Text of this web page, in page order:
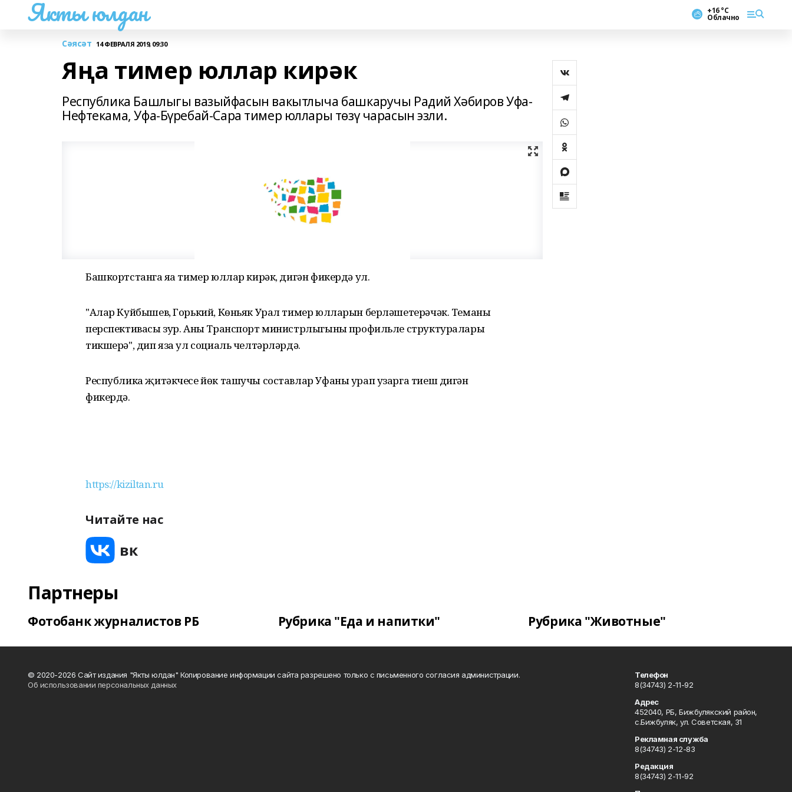
Якты юлдан +16 °С
Облачно
Сәясәт 14 ФЕВРАЛЯ 2019, 09:30
Яңа тимер юллар кирәк
Республика Башлыгы вазыйфасын вакытлыча башкаручы Радий Хәбиров Уфа-
Нефтекама, Уфа-Бүребай-Сара тимер юллары төзү чарасын эзли.
Башкортстанга яңа тимер юллар кирәк, дигән фикердә ул.
"Алар Куйбышев, Горький, Көньяк Урал тимер юлларын берләшетерәчәк. Теманың
перспективасы зур. Аны Транспорт министрлыгының профильле структуралары
тикшерә", дип яза ул социаль челтәрләрдә.
Республика җитәкчесе йөк ташучы составлар Уфаны урап узарга тиеш дигән
фикердә.
https://kiziltan.ru
Читайте нас
Партнеры
Фотобанк журналистов РБ Рубрика "Еда и напитки" Рубрика "Животные"
© 2020-2026 Сайт издания "Якты юлдан" Копирование информации сайта разрешено только с письменного согласия администрации.
Об использовании персональных данных
Телефон
8(34743) 2-11-92
Адрес
452040, РБ, Бижбулякский район,
с.Бижбуляк, ул. Советская, 31
Рекламная служба
8(34743) 2-12-83
Редакция
8(34743) 2-11-92